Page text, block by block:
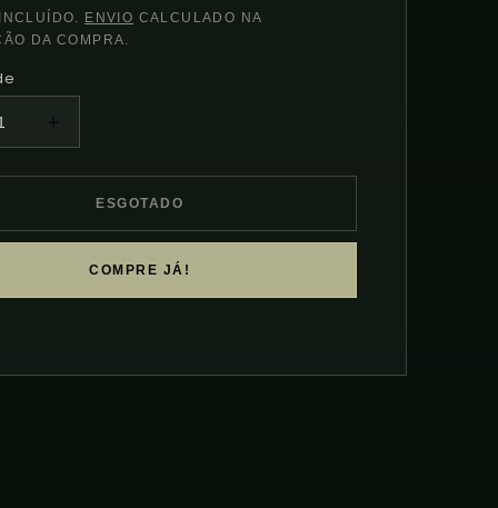
ENVIO CALCULADO NA
DA COMPRA.
a
quantidade
Chihiros
RGB
Vivid
Mini
ESGOTADO
COMPRE JÁ!